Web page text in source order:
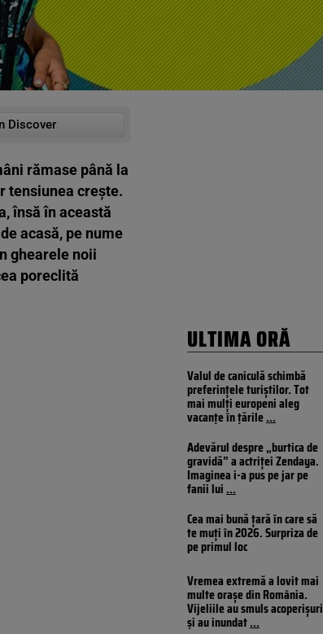
Discover
rămase până la
tensiunea crește.
însă în această
acasă, pe nume
ghearele noii
poreclită
ULTIMA ORĂ
Valul de caniculă schimbă
preferințele turiștilor. Tot
mai mulți europeni aleg
vacanțe în țările...
Adevărul despre „burtica de
gravidă” a actriței Zendaya.
Imaginea i-a pus pe jar pe
fanii lui...
Cea mai bună țară în care să
te muți în 2026. Surpriza de
pe primul loc
Vremea extremă a lovit mai
multe orașe din România.
Vijeliile au smuls acoperișuri
și au inundat...